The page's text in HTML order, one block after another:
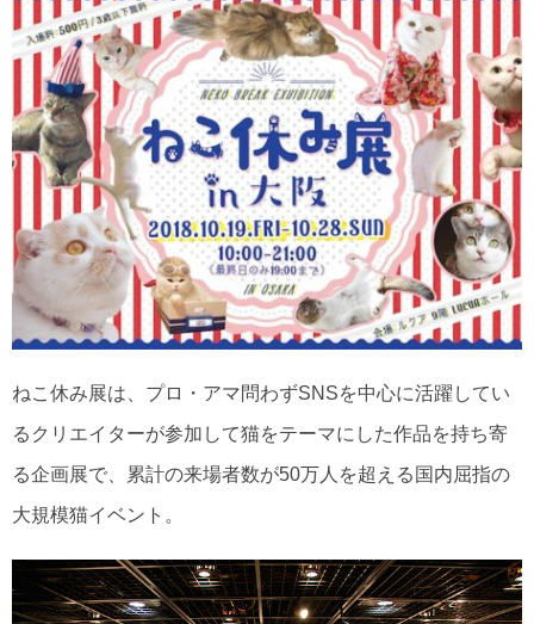
ねこ休み展は、プロ・アマ問わずSNSを中心に活躍してい
るクリエイターが参加して猫をテーマにした作品を持ち寄
る企画展で、累計の来場者数が50万人を超える国内屈指の
大規模猫イベント。